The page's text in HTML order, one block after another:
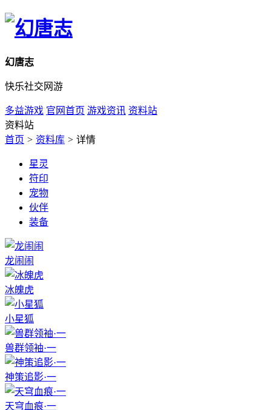
幻唐志
快乐社交网游
多益游戏 官网首页 游戏资讯 资料站
资料站
首页 > 资料库 > 详情
星灵
符印
宠物
伙伴
装备
龙闹闹
冰魄虎
小星狐
兽群领袖·一
神策追影·一
天穹血痕·一